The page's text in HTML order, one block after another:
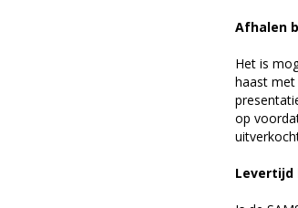
Afhalen
Het is
haast met
op
Levertijd